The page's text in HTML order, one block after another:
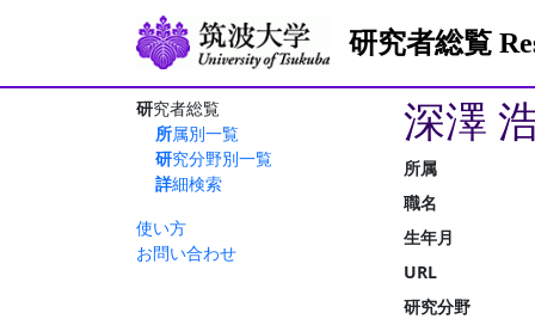
研究者総覧
研究者総覧
所属別一覧
研究分野別一覧
詳細検索
使い方
お問い合わせ
深澤
所属
職名
生年月
URL
研究分野